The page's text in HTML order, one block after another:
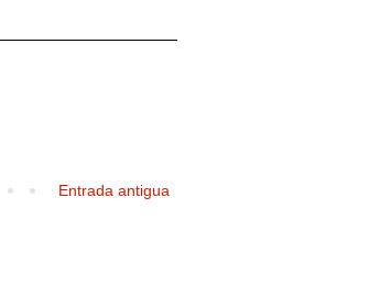
Entrada antigua